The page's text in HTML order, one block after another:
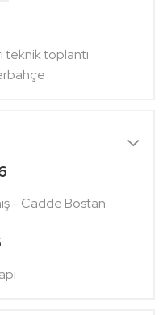
teknik toplantı
- Cadde Bostan